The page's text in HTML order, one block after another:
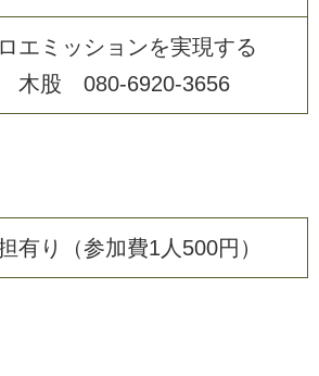
エミッションを実現する
木股 080-6920-3656
有り（参加費1人500円）